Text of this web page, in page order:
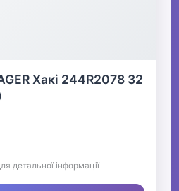
Хакі 244R2078 32
детальної інформації